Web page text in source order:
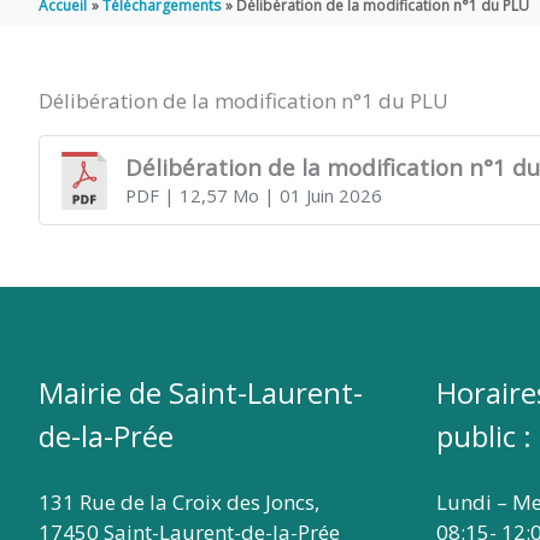
LAURENT
DE
PRÉE
Accueil Téléchargements Délibération de la modification n°1 du PLU
Délibération de la modification n°1 du PLU
Délibération de la modification n°1
PDF| 12,57 Mo | 01 Juin 2026
Mairie de Saint-Laurent-
de-la-Prée
131 Rue de la Croix des Joncs,
17450 Saint-Laurent-de-la-Prée
public :
Lundi –
08:15-